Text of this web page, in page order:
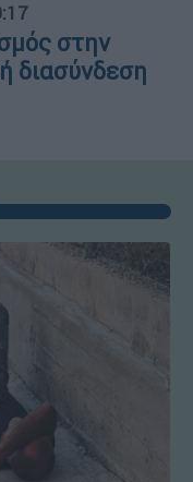
στην
διασύνδεση